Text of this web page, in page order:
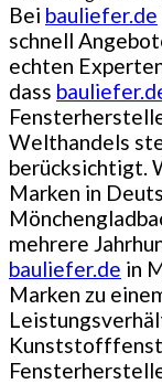
Bei bauliefer.de
schnell
echten
dass
Welthandels
berücksichtigt.
Marken in
mehrere
bauliefer.de in
Marken zu